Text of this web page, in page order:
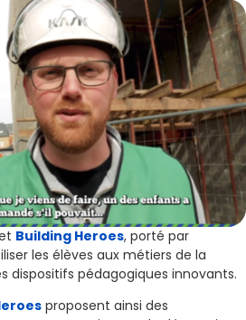
Building Heroes, porté par
les élèves aux métiers de la
dispositifs pédagogiques innovants.
proposent ainsi des